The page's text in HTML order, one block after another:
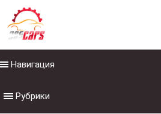
Навигация
Рубрики